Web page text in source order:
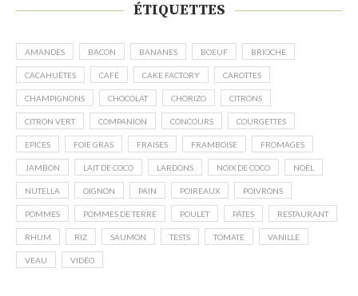
ÉTIQUETTES
AMANDES BACON BANANES BOEUF BRIOCHE
CACAHUÈTES CAFÉ CAKE FACTORY CAROTTES
CHAMPIGNONS CHOCOLAT CHORIZO CITRONS
CITRON VERT COMPANION CONCOURS COURGETTES
EPICES FOIE GRAS FRAISES FRAMBOISE FROMAGES
JAMBON LAIT DE COCO LARDONS NOIX DE COCO NOËL
NUTELLA OIGNON PAIN POIREAUX POIVRONS
POMMES POMMES DE TERRE POULET PÂTES RESTAURANT
RHUM RIZ SAUMON TESTS TOMATE VANILLE
VEAU VIDÉO